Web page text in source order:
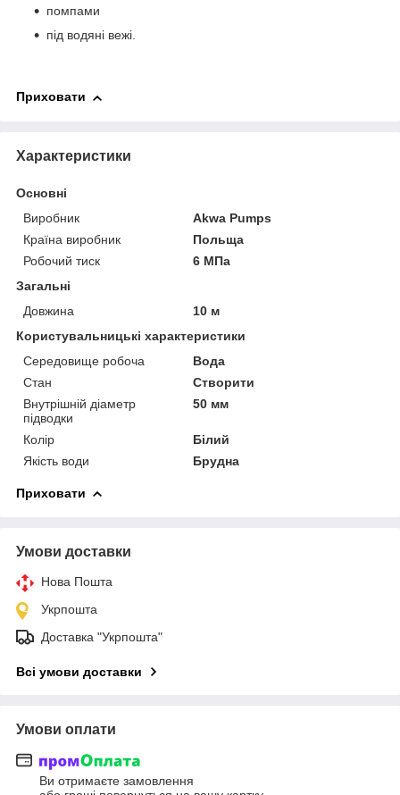
помпами
під водяні вежі.
Приховати
Характеристики
Основні
Виробник
Akwa Pumps
Країна виробник
Польща
Робочий тиск
6 МПа
Загальні
Довжина
10 м
Користувальницькі характеристики
Середовище робоча
Вода
Стан
Створити
Внутрішній діаметр
підводки
50 мм
Колір
Білий
Якість води
Брудна
Приховати
Умови доставки
Нова Пошта
Укрпошта
Доставка "Укрпошта"
Всі умови доставки
Умови оплати
Ви отримаєте замовлення